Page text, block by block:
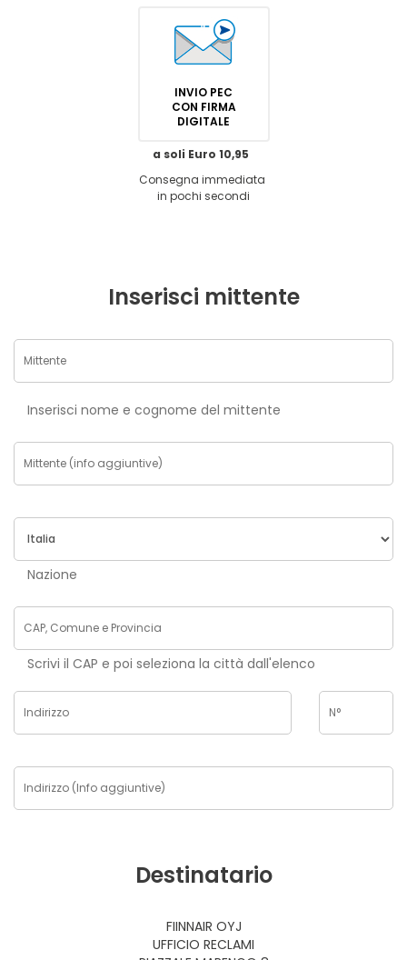
INVIO PEC
CON FIRMA
DIGITALE
a soli Euro 10,95
Consegna immediata
in pochi secondi
Inserisci mittente
Inserisci nome e cognome del mittente
Nazione
Scrivi il CAP e poi seleziona la città dall'elenco
Destinatario
FIINNAIR OYJ
UFFICIO RECLAMI